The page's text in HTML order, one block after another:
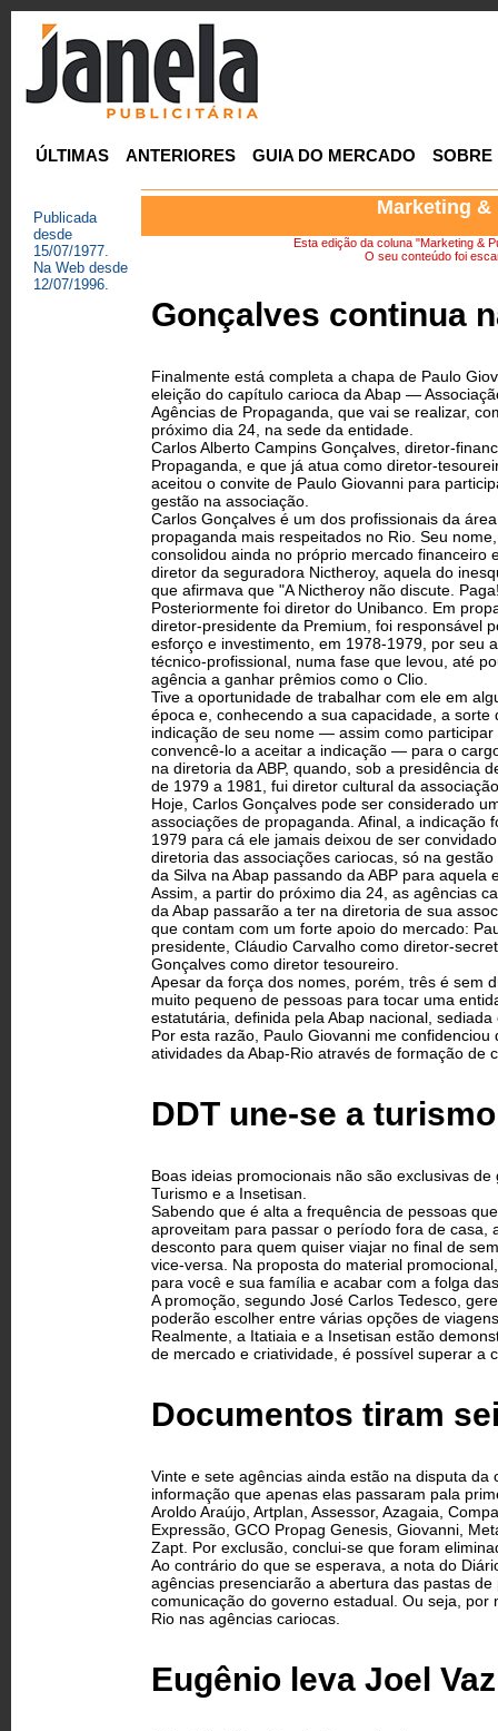
ÚLTIMAS ANTERIORES GUIA DO MERCADO SOBRE
Publicada
desde
15/07/1977.
Na Web desde
12/07/1996.
Marketing &
Esta edição da coluna "Marketing &
O seu conteúdo foi
Gonçalves continua
Finalmente está completa a chapa de Paulo
eleição do capítulo carioca da Abap —
Agências de Propaganda, que vai se realizar,
próximo dia 24, na sede da entidade.
Carlos Alberto Campins Gonçalves, diretor-
Propaganda, e que já atua como diretor-
aceitou o convite de Paulo Giovanni para
gestão na associação.
Carlos Gonçalves é um dos profissionais da
propaganda mais respeitados no Rio. Seu
consolidou ainda no próprio mercado financeiro
diretor da seguradora Nictheroy, aquela do
que afirmava que "A Nictheroy não discute.
Posteriormente foi diretor do Unibanco. Em
diretor-presidente da Premium, foi responsável
esforço e investimento, em 1978-1979, por seu
técnico-profissional, numa fase que levou, até
agência a ganhar prêmios como o Clio.
Tive a oportunidade de trabalhar com ele em
época e, conhecendo a sua capacidade, a sorte
indicação de seu nome — assim como participar
convencê-lo a aceitar a indicação — para o
na diretoria da ABP, quando, sob a presidência
de 1979 a 1981, fui diretor cultural da
Hoje, Carlos Gonçalves pode ser considerado
associações de propaganda. Afinal, a indicação
1979 para cá ele jamais deixou de ser
diretoria das associações cariocas, só na
da Silva na Abap passando da ABP para aquela
Assim, a partir do próximo dia 24, as agências
da Abap passarão a ter na diretoria de sua
que contam com um forte apoio do mercado:
presidente, Cláudio Carvalho como diretor-
Gonçalves como diretor tesoureiro.
Apesar da força dos nomes, porém, três é sem
muito pequeno de pessoas para tocar uma
estatutária, definida pela Abap nacional, sediada
Por esta razão, Paulo Giovanni me
atividades da Abap-Rio através de formação de
DDT une-se a
Boas ideias promocionais não são exclusivas
Turismo e a Insetisan.
Sabendo que é alta a frequência de pessoas
aproveitam para passar o período fora de casa,
desconto para quem quiser viajar no final de
vice-versa. Na proposta do material
para você e sua família e acabar com a folga
A promoção, segundo José Carlos Tedesco,
poderão escolher entre várias opções de
Realmente, a Itatiaia e a Insetisan estão
de mercado e criatividade, é possível superar a
Documentos tiram
Vinte e sete agências ainda estão na disputa
informação que apenas elas passaram pala
Aroldo Araújo, Artplan, Assessor, Azagaia,
Expressão, GCO Propag Genesis, Giovanni,
Zapt. Por exclusão, conclui-se que foram
Ao contrário do que se esperava, a nota do
agências presenciarão a abertura das pastas
comunicação do governo estadual. Ou seja,
Rio nas agências cariocas.
Eugênio leva Joel